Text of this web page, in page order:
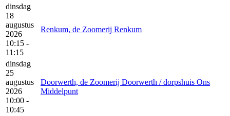
dinsdag
18
augustus
2026
10:15 -
11:15
Renkum, de Zoomerij Renkum
dinsdag
25
augustus
2026
10:00 -
10:45
Doorwerth, de Zoomerij Doorwerth / dorpshuis Ons
Middelpunt